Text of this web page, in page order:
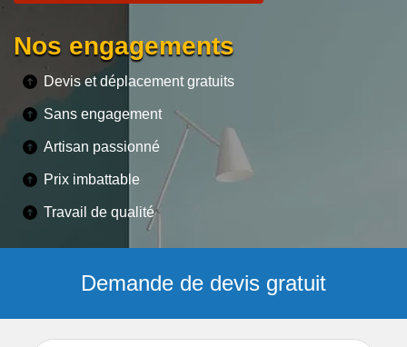
Nos engagements
Devis et déplacement gratuits
Sans engagement
Artisan passionné
Prix imbattable
Travail de qualité
Demande de devis gratuit